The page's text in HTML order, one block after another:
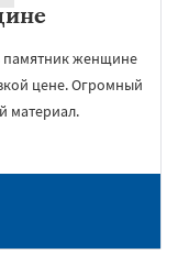
памятник женщине
цене. Огромный
материал.